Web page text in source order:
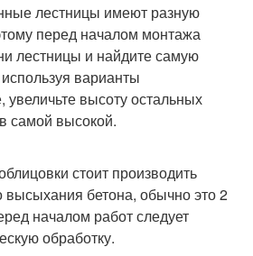
лестницы имеют разную
перед началом монтажа
лестницы и найдите самую
варианты
высоту остальных
самой высокой.
стоит производить
высыхания бетона, обычно это 2
началом работ следует
обработку.